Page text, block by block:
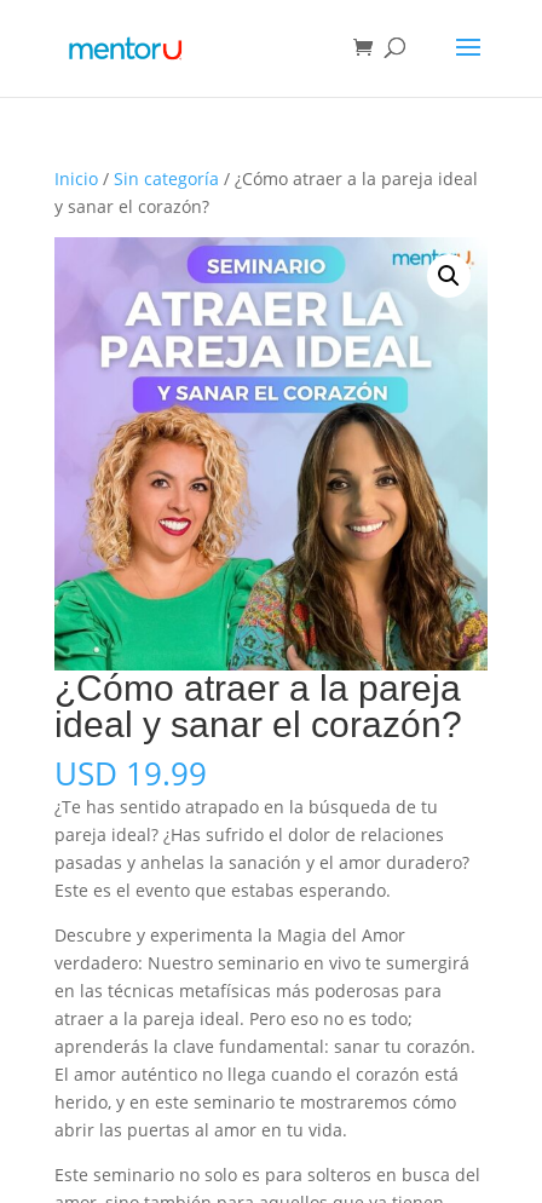
Inicio/ Sin categoría / ¿Cómo atraer a la pareja ideal
y sanar el corazón?
¿Cómo atraer a la pareja
ideal y sanar el corazón?
USD 19.99
¿Te has sentido atrapado en la búsqueda de tu
pareja ideal? ¿Has sufrido el dolor de relaciones
pasadas y anhelas la sanación y el amor duradero?
Este es el evento que estabas esperando.
Descubre y experimenta la Magia del Amor
verdadero: Nuestro seminario en vivo te sumergirá
en las técnicas metafísicas más poderosas para
atraer a la pareja ideal. Pero eso no es todo;
aprenderás la clave fundamental: sanar tu corazón.
El amor auténtico no llega cuando el corazón está
herido, y en este seminario te mostraremos cómo
abrir las puertas al amor en tu vida.
Este seminario no solo es para solteros en busca del